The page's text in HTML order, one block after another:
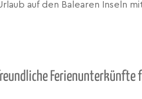
auf den Balearen Inseln
Ferienunterkünfte